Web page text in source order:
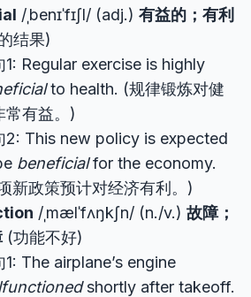
/ˌbenɪˈfɪʃl/ (adj.) 有益的；有利
结果)
1: Regular exercise is highly
to health. (规律锻炼对健
常有益。)
2: This new policy is expected
beneficialfor the economy.
新政策预计对经济有利。)
/ˌmælˈfʌŋkʃn/ (n./v.) 故障；
(功能不好)
1: The airplane’s engine
shortly after takeoff.